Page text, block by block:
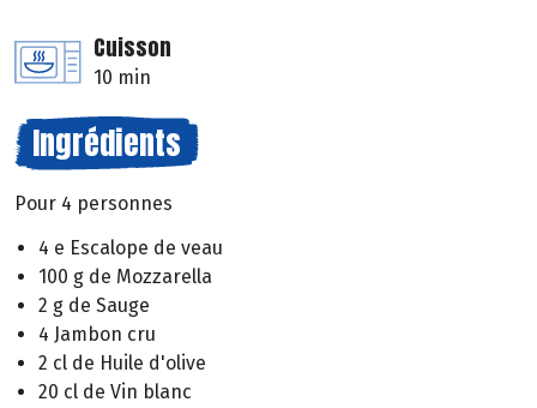
Cuisson
10 min
Ingrédients
Pour 4 personnes
4 e Escalope de veau
100 g de Mozzarella
2 g de Sauge
4 Jambon cru
2 cl de Huile d'olive
20 cl de Vin blanc